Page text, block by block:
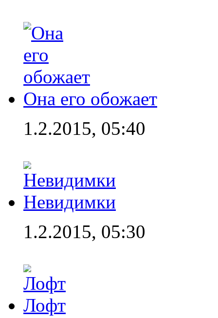
Она его обожает
1.2.2015, 05:40
Невидимки
1.2.2015, 05:30
Лофт